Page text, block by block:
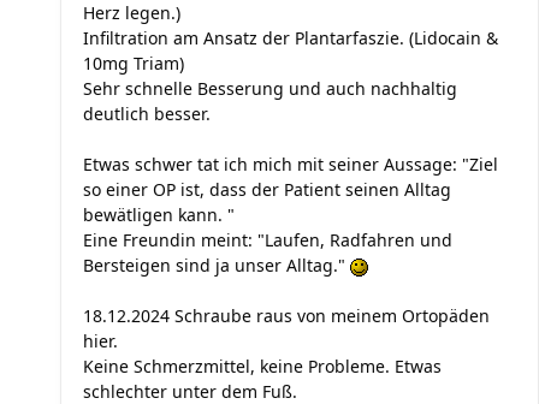
Herz legen.)
Infiltration am Ansatz der Plantarfaszie. (Lidocain &
10mg Triam)
Sehr schnelle Besserung und auch nachhaltig
deutlich besser.
Etwas schwer tat ich mich mit seiner Aussage: "Ziel
so einer OP ist, dass der Patient seinen Alltag
bewätligen kann. "
Eine Freundin meint: "Laufen, Radfahren und
Bersteigen sind ja unser Alltag."
18.12.2024 Schraube raus von meinem Ortopäden
hier.
Keine Schmerzmittel, keine Probleme. Etwas
schlechter unter dem Fuß.